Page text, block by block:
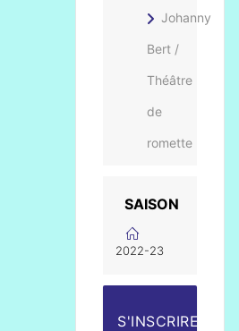
Johanny
Bert /
Théâtre
de
romette
SAISON
2022-23
S'INSCRIRE